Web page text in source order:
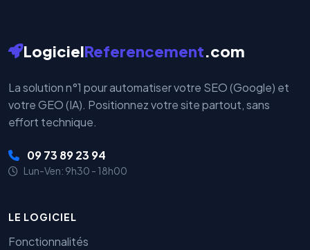
LogicielReferencement.com
La solution n°1 pour automatiser votre SEO (Google) et
votre GEO (IA). Positionnez votre site partout, sans
effort technique.
09 73 89 23 94
Lun-Ven: 9h30 - 18h00
LE LOGICIEL
Fonctionnalités